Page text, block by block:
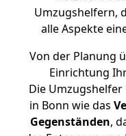
Umzugshelfern,
alle Aspekte
Von der Planung
Einrichtung
Die
in Bonn wie das
Gegenständen,